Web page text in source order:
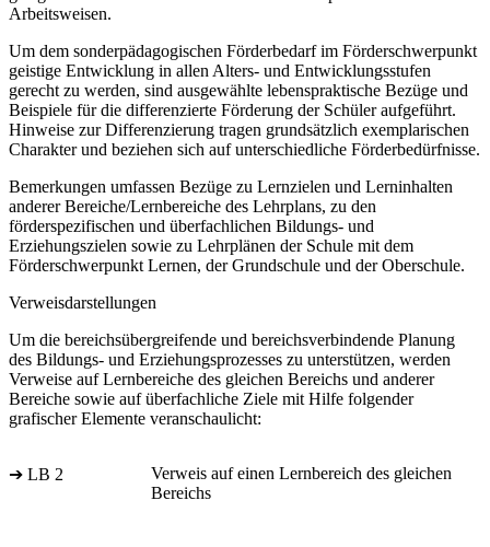
Arbeitsweisen.
Um dem sonderpädagogischen Förderbedarf im Förderschwerpunkt
geistige Entwicklung in allen Alters- und Entwicklungsstufen
gerecht zu werden, sind ausgewählte lebenspraktische Bezüge und
Beispiele für die differenzierte Förderung der Schüler aufgeführt.
Hinweise zur Differenzierung tragen grundsätzlich exemplarischen
Charakter und beziehen sich auf unterschiedliche Förderbedürfnisse.
Bemerkungen umfassen Bezüge zu Lernzielen und Lerninhalten
anderer Bereiche/Lernbereiche des Lehrplans, zu den
förderspezifischen und überfachlichen Bildungs- und
Erziehungszielen sowie zu Lehrplänen der Schule mit dem
Förderschwerpunkt Lernen, der Grundschule und der Oberschule.
Verweisdarstellungen
Um die bereichsübergreifende und bereichsverbindende Planung
des Bildungs- und Erziehungsprozesses zu unterstützen, werden
Verweise auf Lernbereiche des gleichen Bereichs und anderer
Bereiche sowie auf überfachliche Ziele mit Hilfe folgender
grafischer Elemente veranschaulicht:
➔ LB 2
Verweis auf einen Lernbereich des gleichen
Bereichs